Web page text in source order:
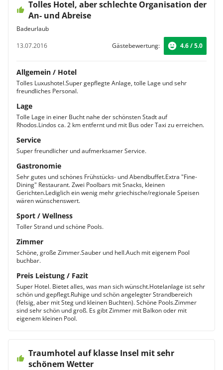
Tolles Hotel, aber schlechte Organisation der
An- und Abreise
Badeurlaub
13.07.2016
Gästebewertung: 4.6 / 5.0
Allgemein / Hotel
Tolles Luxushotel.Super gepflegte Anlage, tolle Lage und sehr
freundliches Personal.
Lage
Tolle Lage in einer Bucht nahe der schönsten Stadt auf
Rhodos.Lindos ca. 2 km entfernt und mit Bus oder Taxi zu erreichen.
Service
Super freundlicher und aufmerksamer Service.
Gastronomie
Sehr gutes und schönes Frühstücks- und Abendbuffet.Extra "Fine-
Dining" Restaurant. Zwei Poolbars mit Snacks, kleinen
Gerichten.Lediglich ein wenig mehr griechische/regionale Speisen
wären wünschenswert.
Sport / Wellness
Toller Strand und schöne Pools.
Zimmer
Schöne, große Zimmer.Sauber und hell.Auch mit eigenem Pool
buchbar.
Preis Leistung / Fazit
Super Hotel. Bietet alles, was man sich wünscht.Hotelanlage ist sehr
schön und gepflegt.Ruhige und schön angelegter Strandbereich
(felsig, aber mit Steg und kleinen Buchten). Schöne Pools.Zimmer
sind sehr schön und groß. Es gibt Zimmer mit Balkon oder mit
eigenem kleinen Pool.
Traumhotel auf klasse Insel mit sehr
schönem Wetter